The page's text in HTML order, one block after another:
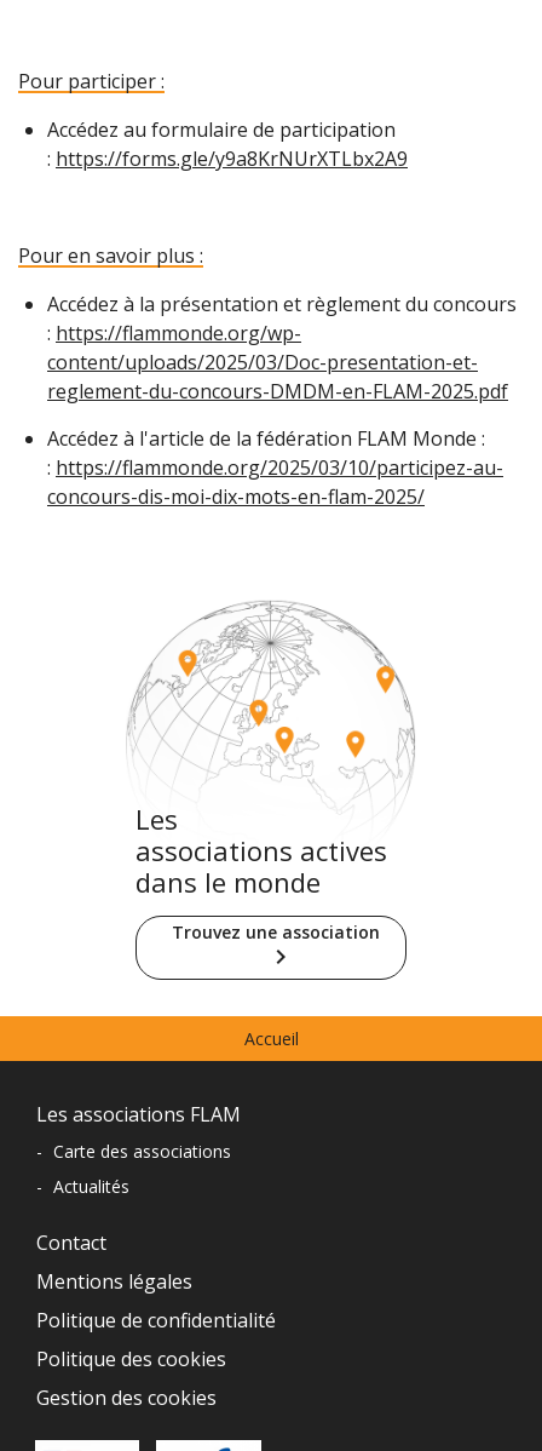
Pour participer :
Accédez au formulaire de participation
: https://forms.gle/y9a8KrNUrXTLbx2A9
Pour en savoir plus :
Accédez à la présentation et règlement du concours
: https://flammonde.org/wp-
content/uploads/2025/03/Doc-presentation-et-
reglement-du-concours-DMDM-en-FLAM-2025.pdf
Accédez à l'article de la fédération FLAM Monde :
: https://flammonde.org/2025/03/10/participez-au-
concours-dis-moi-dix-mots-en-flam-2025/
Les
associations actives
dans le monde
Trouvez une association
keyboard_arrow_right
Accueil
Navigation
du
pied
de
page
Les associations FLAM
- Carte des associations
- Actualités
Contact
Mentions légales
Politique de confidentialité
Politique des cookies
Gestion des cookies